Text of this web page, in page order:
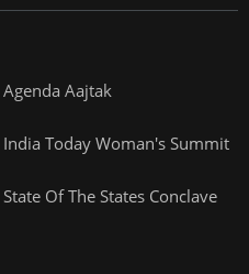
Agenda Aajtak
India Today Woman's Summit
State Of The States Conclave